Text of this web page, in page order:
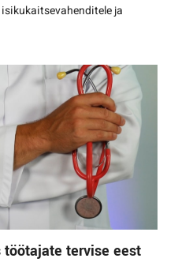
ja
töötajate tervise eest